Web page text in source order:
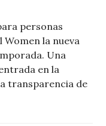
personas
Women la nueva
Una
en la
transparencia de